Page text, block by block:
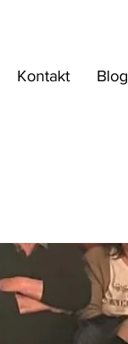
Kontakt Blog